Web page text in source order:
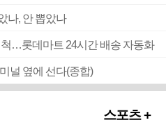
나, 안 뽑았나
…롯데마트 24시간 배송 자동화
널 옆에 선다(종합)
스포츠 +